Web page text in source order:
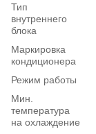
Тип
внутреннего
блока
Маркировка
кондиционера
Режим работы
Мин.
температура
на охлаждение